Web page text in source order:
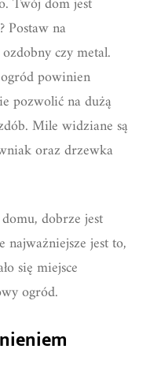
Postaw na
czy metal.
powinien
pozwolić na dużą
Mile widziane są
oraz drzewka
dobrze jest
najważniejsze jest to,
się miejsce
ogród.